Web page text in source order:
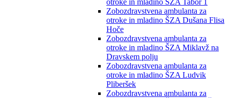
otroke in mladino ŠZA Tabor 1
Zobozdravstvena ambulanta za
otroke in mladino ŠZA Dušana Flisa
Hoče
Zobozdravstvena ambulanta za
otroke in mladino ŠZA Miklavž na
Dravskem polju
Zobozdravstvena ambulanta za
otroke in mladino ŠZA Ludvik
Pliberšek
Zobozdravstvena ambulanta za